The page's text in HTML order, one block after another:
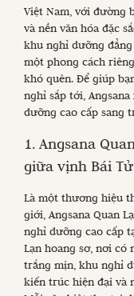
Việt Nam, với đường
và nền văn hóa đặc
khu nghỉ dưỡng
một phong cách
khó quên. Để giúp
nghỉ sắp tới,
dưỡng cao cấp sang
1. Angsana
giữa vịnh Bái
Là một thương hiệu
giới, Angsana Quan
nghỉ dưỡng cao cấp
Lạn hoang sơ, nơi có
trắng mịn, khu nghỉ
kiến trúc hiện đại và